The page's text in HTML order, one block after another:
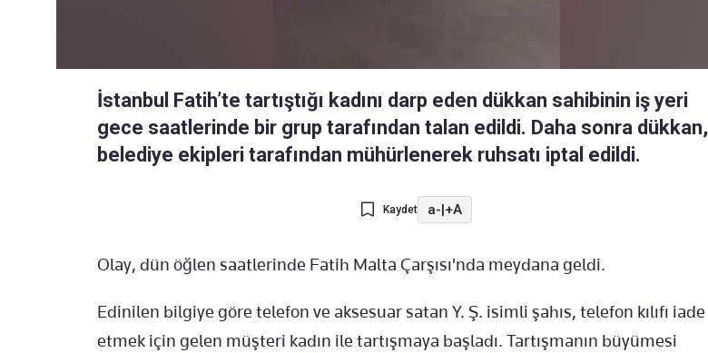
İstanbul Fatih’te tartıştığı kadını darp eden dükkan sahibinin iş yeri
gece saatlerinde bir grup tarafından talan edildi. Daha sonra dükkan,
belediye ekipleri tarafından mühürlenerek ruhsatı iptal edildi.
Kaydet a-|+A
Olay, dün öğlen saatlerinde Fatih Malta Çarşısı'nda meydana geldi.
Edinilen bilgiye göre telefon ve aksesuar satan Y. Ş. isimli şahıs, telefon kılıfı iade
etmek için gelen müşteri kadın ile tartışmaya başladı. Tartışmanın büyümesi